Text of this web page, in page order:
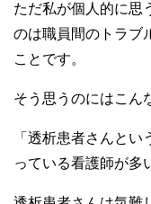
ただ私が個人的に思
のは職員間のトラブ
ことです。
そう思うのにはこん
「透析患者さんと
っている看護師が多